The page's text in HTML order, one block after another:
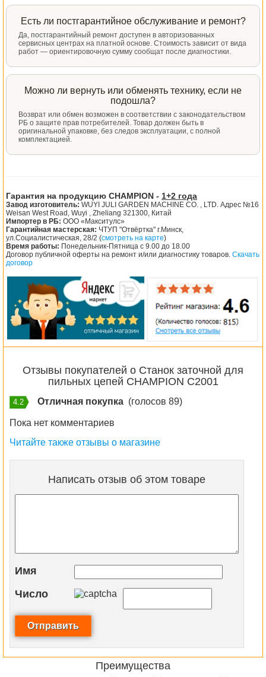
Есть ли постгарантийное обслуживание и ремонт?
Да, постгарантийный ремонт доступен в авторизованных
сервисных центрах на платной основе. Стоимость зависит от вида
работ — ориентировочную сумму сообщат после диагностики.
Можно ли вернуть или обменять технику, если не
подошла?
Возврат или обмен возможен в соответствии с законодательством
РБ о защите прав потребителей. Товар должен быть в
оригинальной упаковке, без следов эксплуатации, с полной
комплектацией.
Гарантия на продукцию CHAMPION - 1+2 года
Завод изготовитель: WUYI JULI GARDEN MACHINE CO. , LTD. Адрес №16
Weisan West Road, Wuyi , Zheliang 321300, Китай
Импортер в РБ: ООО «Макситулс»
Гарантийная мастерская: ЧТУП "Отвёртка" г.Минск,
ул.Социалистическая, 28/2 (смотреть на карте)
Время работы: Понедельник-Пятница с 9.00 до 18.00
Договор публичной оферты на ремонт и/или диагностику товаров. Скачать
договор
Отзывы покупателей о Станок заточной для
пильных цепей CHAMPION C2001
4.2 Отличная покупка (голосов 89)
Пока нет комментариев
Читайте также отзывы о магазине
Написать отзыв об этом товаре
Имя
Число
Преимущества